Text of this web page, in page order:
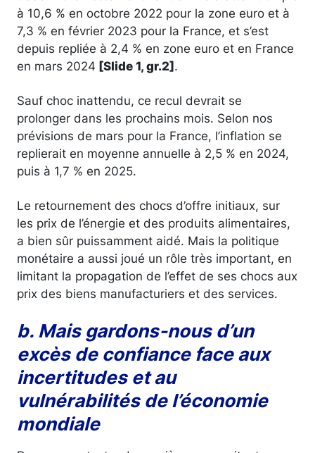
à 10,6 % en octobre 2022 pour la zone euro et à
7,3 % en février 2023 pour la France, et s’est
depuis repliée à 2,4 % en zone euro et en France
en mars 2024 [Slide 1, gr.2].
Sauf choc inattendu, ce recul devrait se
prolonger dans les prochains mois. Selon nos
prévisions de mars pour la France, l’inflation se
replierait en moyenne annuelle à 2,5 % en 2024,
puis à 1,7 % en 2025.
Le retournement des chocs d’offre initiaux, sur
les prix de l’énergie et des produits alimentaires,
a bien sûr puissamment aidé. Mais la politique
monétaire a aussi joué un rôle très important, en
limitant la propagation de l’effet de ses chocs aux
prix des biens manufacturiers et des services.
b. Mais gardons-nous d’un
excès de confiance face aux
incertitudes et au
vulnérabilités de l’économie
mondiale